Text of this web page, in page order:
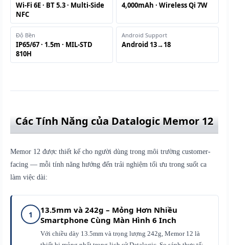
Wi-Fi 6E · BT 5.3 · Multi-Side
NFC
4,000mAh · Wireless Qi 7W
Độ Bền
IP65/67 · 1.5m · MIL-STD
810H
Android Support
Android 13→18
Các Tính Năng của Datalogic Memor 12
Memor 12 được thiết kế cho người dùng trong môi trường customer-
facing — mỗi tính năng hướng đến trải nghiệm tối ưu trong suốt ca
làm việc dài:
1
13.5mm và 242g – Mỏng Hơn Nhiều
Smartphone Cùng Màn Hình 6 Inch
Với chiều dày 13.5mm và trọng lượng 242g, Memor 12 là